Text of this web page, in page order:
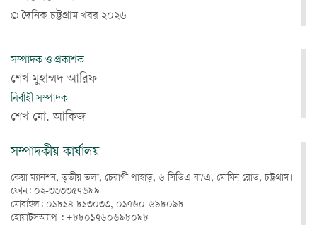
© দৈনিক চট্টগ্রাম খবর ২০২৬
সম্পাদক ও প্রকাশক
শেখ মুহাম্মদ আরিফ
নির্বাহী সম্পাদক
শেখ মো. আকিজ
সম্পাদকীয় কার্যালয়
কেয়া ম্যানশন, তৃতীয় তলা, চেরাগী পাহাড়, ৬ সিডিএ বা/এ, মোমিন রোড, চট্টগ্রাম।
ফোন: ০২-৩৩৩৩৫৭৬৯৯
মোবাইল: ০১৮১৪-৮১৩০৩৩, ০১৭৬০-৬৯৮০৯৮
হোয়াটসঅ্যাপ : +৮৮০১৭৬০৬৯৮০৯৮